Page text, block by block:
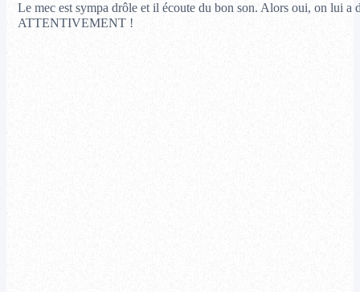
Le mec est sympa drôle et il écoute du bon son. Alors oui, on lui
ATTENTIVEMENT !